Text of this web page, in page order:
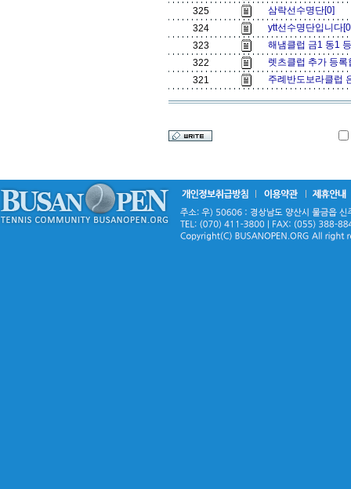
325
삼락선수명단[0]
324
ytt선수명단입니다
323
해냄클럽 금1 동1
322
렛츠클럽 추가 등
321
주례반도보라클럽